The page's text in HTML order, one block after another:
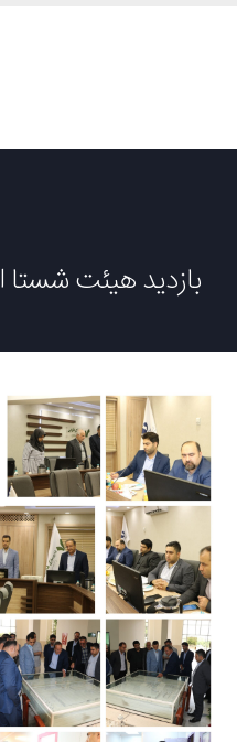
بازدید هیئت شستا